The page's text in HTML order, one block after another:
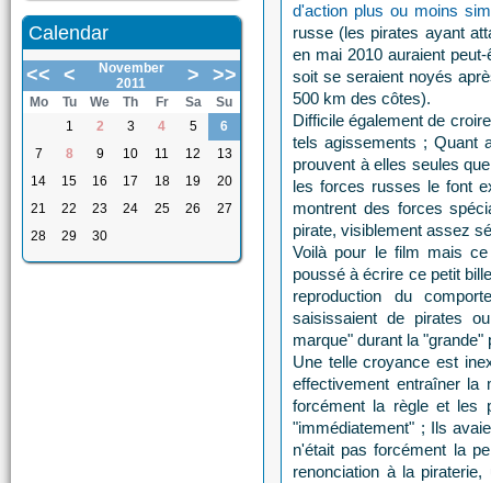
Calendar
<<
<
November
2011
> >>
Mo Tu We Th Fr Sa
Su
1
2 3 4 5
6
7
8 9 10 11 12
13
14
15 16 17 18 19
20
21
22 23 24 25 26
27
28
29 30
d'action plus ou moins
russe (les pirates ayant
en mai 2010 auraient
soit se seraient noyés
500 km des côtes).
Difficile également de
tels agissements ; Quant
prouvent à elles seules
les forces russes le font
montrent des forces
pirate, visiblement assez
Voilà pour le film mais
poussé à écrire ce petit
reproduction du
saisissaient de pirates
marque" durant la
Une telle croyance est
effectivement entraîner la
forcément la règle et les
"immédiatement" ; Ils
n'était pas forcément la
renonciation à la